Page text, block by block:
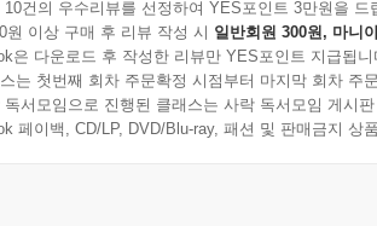
10건의 우수리뷰를 선정하여 YES포인트 3만원을 드
원 이상 구매 후 리뷰 작성 시 일반회원 300원, 마니
은 다운로드 후 작성한 리뷰만 YES포인트 지급됩니
는 첫번째 회차 주문확정 시점부터 마지막 회차 주
독서모임으로 진행된 클래스는 사락 독서모임 게시
페이백, CD/LP, DVD/Blu-ray, 패션 및 판매금지 상